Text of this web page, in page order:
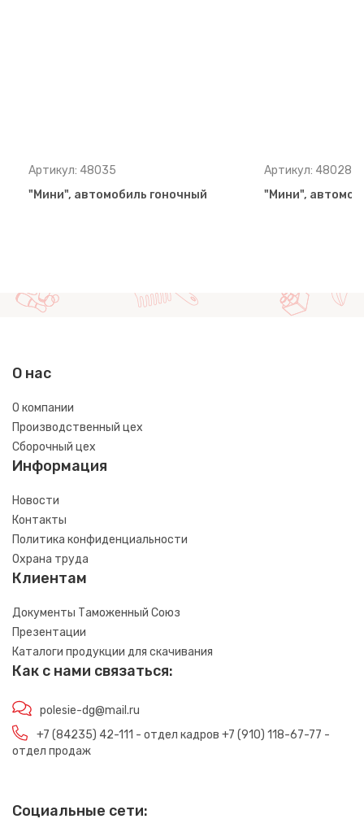
Артикул: 48035
"Мини", автомобиль гоночный
Артикул: 48028
"Мини",
О нас
О компании
Производственный цех
Сборочный цех
Информация
Новости
Контакты
Политика конфиденциальности
Охрана труда
Клиентам
Документы Таможенный Союз
Презентации
Каталоги продукции для скачивания
Как с нами связаться:
polesie-dg@mail.ru
+7 (84235) 42-111 - отдел кадров +7 (910) 118-67-77 -
отдел продаж
Социальные сети: